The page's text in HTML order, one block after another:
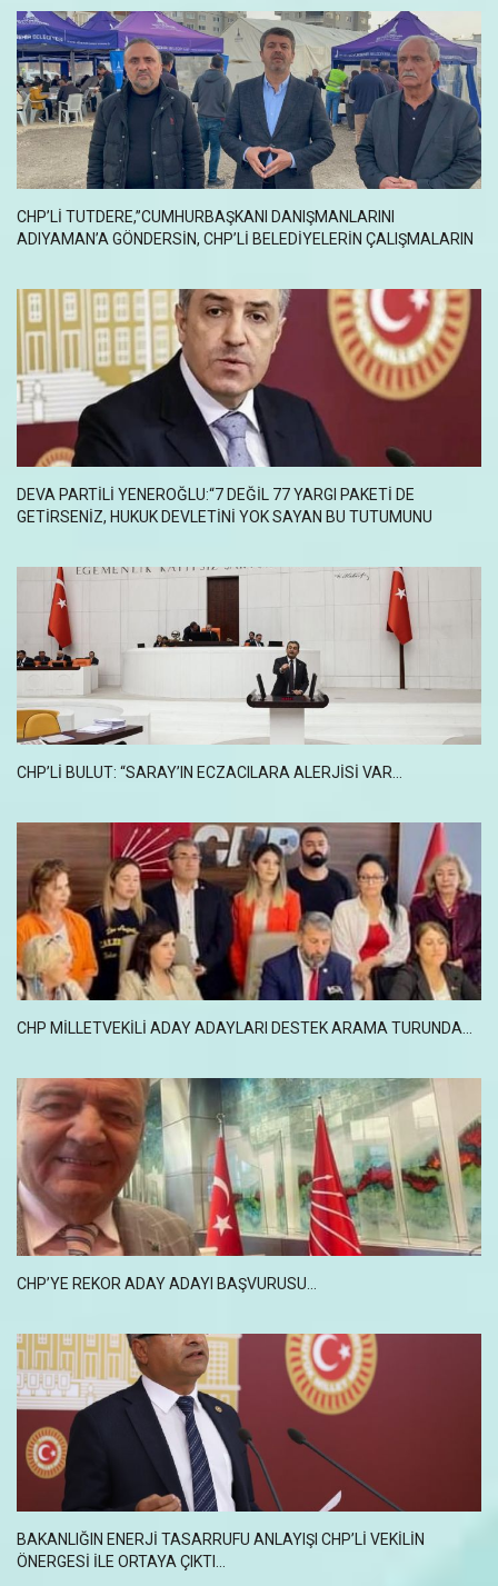
CHP’LI TUTDERE,”CUMHURBAŞKANI DANIŞMANLARINI
ADIYAMAN’A GÖNDERSIN, CHP’LI BELEDIYELERIN ÇALIŞMALARIN
DEVA PARTILI YENEROĞLU:“7 DEĞIL 77 YARGI PAKETI DE
GETIRSENIZ, HUKUK DEVLETINI YOK SAYAN BU TUTUMUNU
CHP’LI BULUT: “SARAY’IN ECZACILARA ALERJISI VAR…
CHP MILLETVEKILI ADAY ADAYLARI DESTEK ARAMA TURUNDA...
CHP’YE REKOR ADAY ADAYI BAŞVURUSU…
BAKANLIĞIN ENERJI TASARRUFU ANLAYIŞI CHP’LI VEKILIN
ÖNERGESI ILE ORTAYA ÇIKTI...